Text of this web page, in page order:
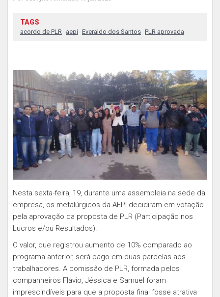
TAGS
acordo de PLR aepi Everaldo dos Santos PLR aprovada
Nesta sexta-feira, 19, durante uma assembleia na sede da
empresa, os metalúrgicos da AEPI decidiram em votação
pela aprovação da proposta de PLR (Participação nos
Lucros e/ou Resultados).
O valor, que registrou aumento de 10% comparado ao
programa anterior, será pago em duas parcelas aos
trabalhadores. A comissão de PLR, formada pelos
companheiros Flávio, Jéssica e Samuel foram
imprescindíveis para que a proposta final fosse atrativa